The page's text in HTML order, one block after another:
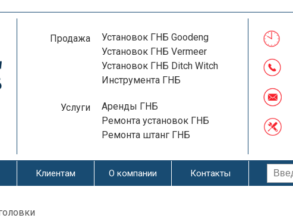
Продажа
Установок ГНБ Goodeng
Установок ГНБ Vermeer
Установок ГНБ Ditch Witch
Инструмента ГНБ
Услуги
Аренды ГНБ
Ремонта установок ГНБ
Ремонта штанг ГНБ
Клиентам О компании Контакты